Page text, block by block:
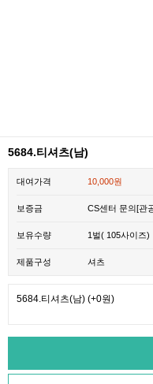
5684.티셔츠(남)
대여가격 10,000원
보증금 CS센터 문의[관
보유수량 1벌( 105사이즈)
제품구성 셔츠
5684.티셔츠(남) (+0원)